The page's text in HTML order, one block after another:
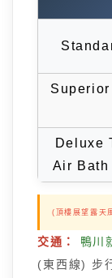
Deluxe
Air Bath
(頂樓展望露天
交通： 鴨川
(東西線) 步